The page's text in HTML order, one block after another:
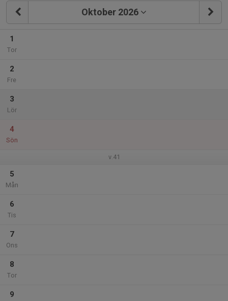
Oktober 2026
1
Tor
2
Fre
3
Lör
4
Sön
v.41
5
Mån
6
Tis
7
Ons
8
Tor
9